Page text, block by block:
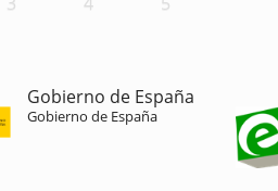
Gobierno de España
Gobierno de España